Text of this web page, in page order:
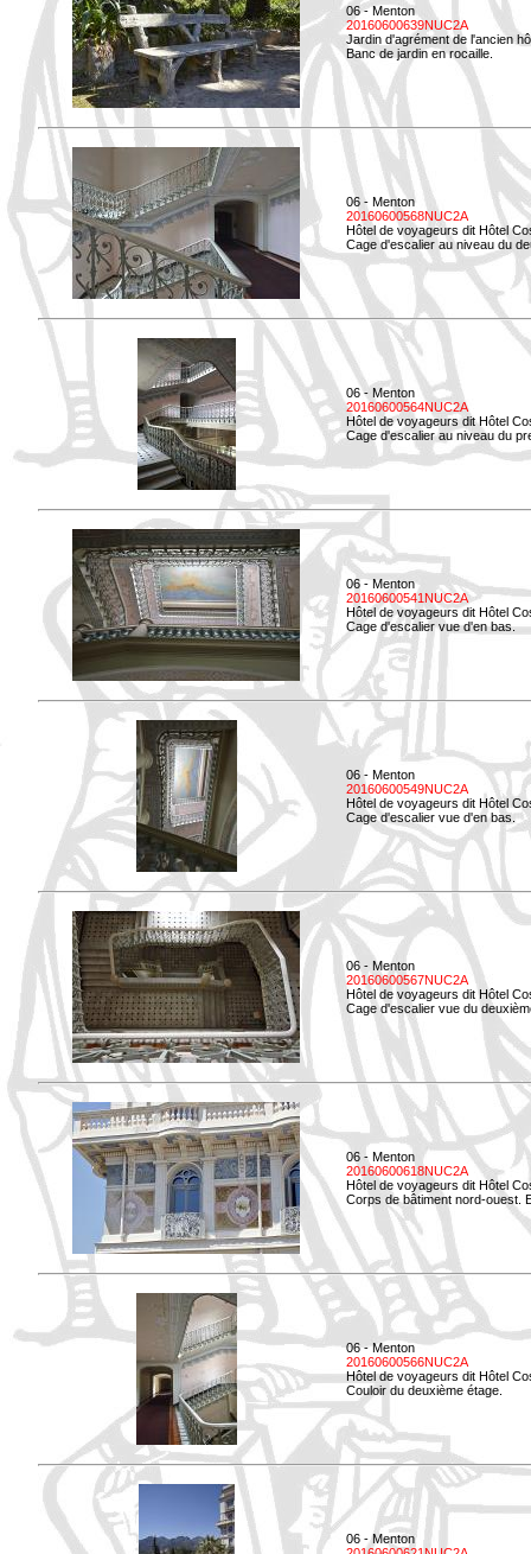
06 - Menton
20160600639NUC2A
Jardin d'agrément de l'ancien
Banc de jardin en rocaille.
06 - Menton
20160600568NUC2A
Hôtel de voyageurs dit Hôtel
Cage d'escalier au niveau du
06 - Menton
20160600564NUC2A
Hôtel de voyageurs dit Hôtel
Cage d'escalier au niveau du
06 - Menton
20160600541NUC2A
Hôtel de voyageurs dit Hôtel
Cage d'escalier vue d'en bas.
06 - Menton
20160600549NUC2A
Hôtel de voyageurs dit Hôtel
Cage d'escalier vue d'en bas.
06 - Menton
20160600567NUC2A
Hôtel de voyageurs dit Hôtel
Cage d'escalier vue du
06 - Menton
20160600618NUC2A
Hôtel de voyageurs dit Hôtel
Corps de bâtiment nord-ouest.
06 - Menton
20160600566NUC2A
Hôtel de voyageurs dit Hôtel
Couloir du deuxième étage.
06 - Menton